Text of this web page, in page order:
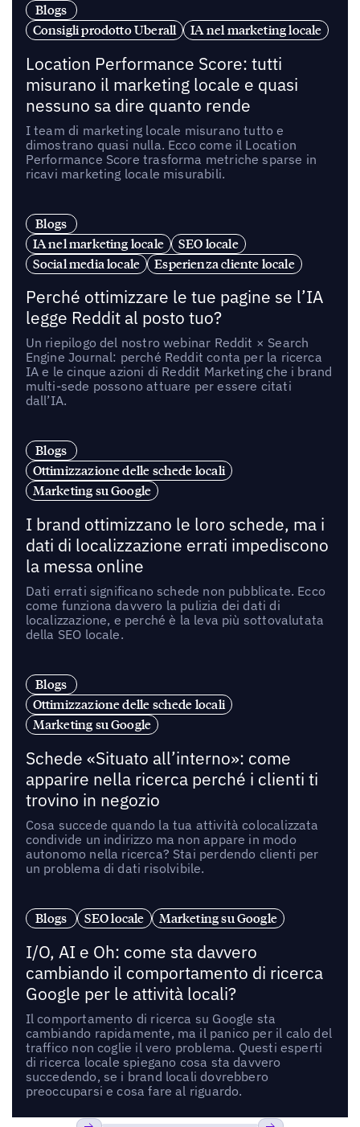
Blogs
Consigli prodotto Uberall
IA nel marketing locale
Location Performance Score: tutti
misurano il marketing locale e quasi
nessuno sa dire quanto rende
I team di marketing locale misurano tutto e
dimostrano quasi nulla. Ecco come il Location
Performance Score trasforma metriche sparse in
ricavi marketing locale misurabili.
Blogs
IA nel marketing locale
SEO locale
Social media locale
Esperienza cliente locale
Perché ottimizzare le tue pagine se l’IA
legge Reddit al posto tuo?
Un riepilogo del nostro webinar Reddit × Search
Engine Journal: perché Reddit conta per la ricerca
IA e le cinque azioni di Reddit Marketing che i brand
multi-sede possono attuare per essere citati
dall’IA.
Blogs
Ottimizzazione delle schede locali
Marketing su Google
I brand ottimizzano le loro schede, ma i
dati di localizzazione errati impediscono
la messa online
Dati errati significano schede non pubblicate. Ecco
come funziona davvero la pulizia dei dati di
localizzazione, e perché è la leva più sottovalutata
della SEO locale.
Blogs
Ottimizzazione delle schede locali
Marketing su Google
Schede «Situato all’interno»: come
apparire nella ricerca perché i clienti ti
trovino in negozio
Cosa succede quando la tua attività colocalizzata
condivide un indirizzo ma non appare in modo
autonomo nella ricerca? Stai perdendo clienti per
un problema di dati risolvibile.
Blogs SEO locale Marketing su Google
I/O, AI e Oh: come sta davvero
cambiando il comportamento di ricerca
Google per le attività locali?
Il comportamento di ricerca su Google sta
cambiando rapidamente, ma il panico per il calo del
traffico non coglie il vero problema. Questi esperti
di ricerca locale spiegano cosa sta davvero
succedendo, se i brand locali dovrebbero
preoccuparsi e cosa fare al riguardo.